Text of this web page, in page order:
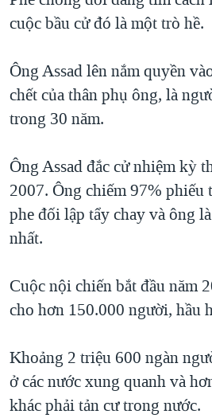
cuộc bầu cử đó là một trò hề.
Ông Assad lên nắm quyền
chết của thân phụ ông, là
trong 30 năm.
Ông Assad đắc cử nhiệm kỳ
2007. Ông chiếm 97% phiếu
phe đối lập tẩy chay và ông
nhất.
Cuộc nội chiến bắt đầu năm
cho hơn 150.000 người, hầu
Khoảng 2 triệu 600 ngàn
ở các nước xung quanh và
khác phải tản cư trong nước.